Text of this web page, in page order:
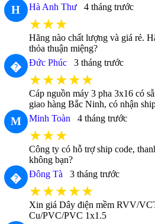
H Hà Anh Thư 4 tháng trước
★★★
Hãng nào chất lượng và giá rẻ.
thỏa thuận miệng?
� Đức Phúc 3 tháng trước
★★★★★
Cáp nguồn máy 3 pha 3x16 có
giao hàng Bắc Ninh, có nhận
M Minh Toàn 4 tháng trước
★★★
Công ty có hỗ trợ ship code,
không bạn?
� Đông Tà 3 tháng trước
★★★★★
Xin giá Dây điện mềm RVV/
Cu/PVC/PVC 1x1.5